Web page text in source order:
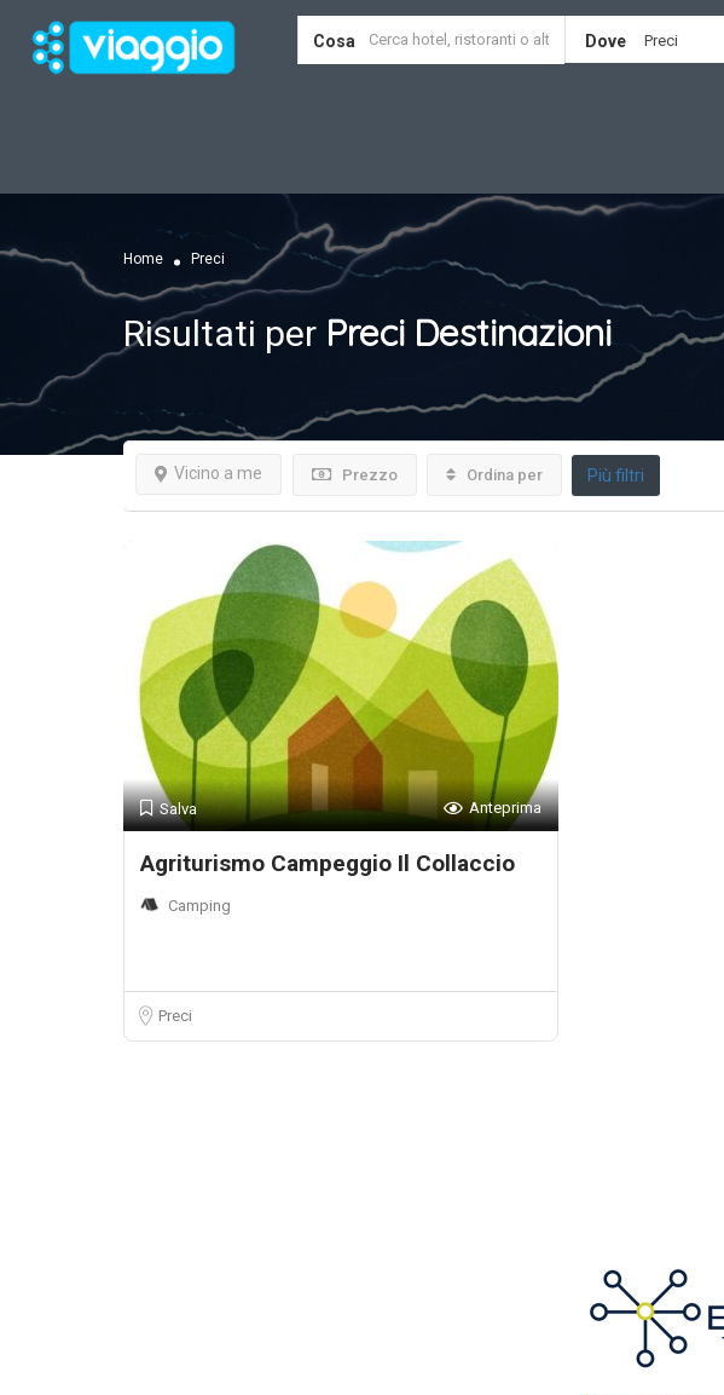
Cosa Dove Preci
Home Preci
Risultati per Preci Destinazioni
Prezzo
Vicino a me Ordina per Più filtri
Salva Anteprima
Agriturismo Campeggio Il Collaccio
Camping
Preci